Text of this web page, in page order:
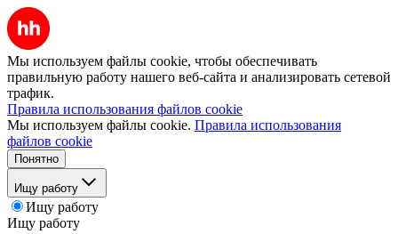
Мы используем файлы cookie, чтобы обеспечивать
правильную работу нашего веб-сайта и анализировать сетевой
трафик.
Правила использования файлов cookie
Мы используем файлы cookie. Правила использования
файлов cookie
Понятно
Ищу работу
Ищу работу
Ищу работу